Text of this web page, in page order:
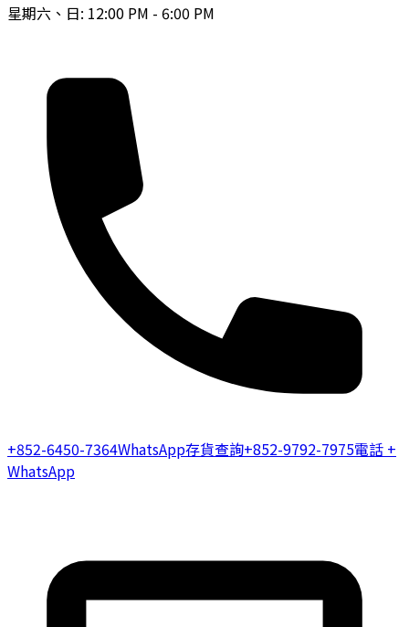
星期六、日: 12:00 PM - 6:00 PM
+852-6450-7364WhatsApp存貨查詢+852-9792-7975電話 +
WhatsApp